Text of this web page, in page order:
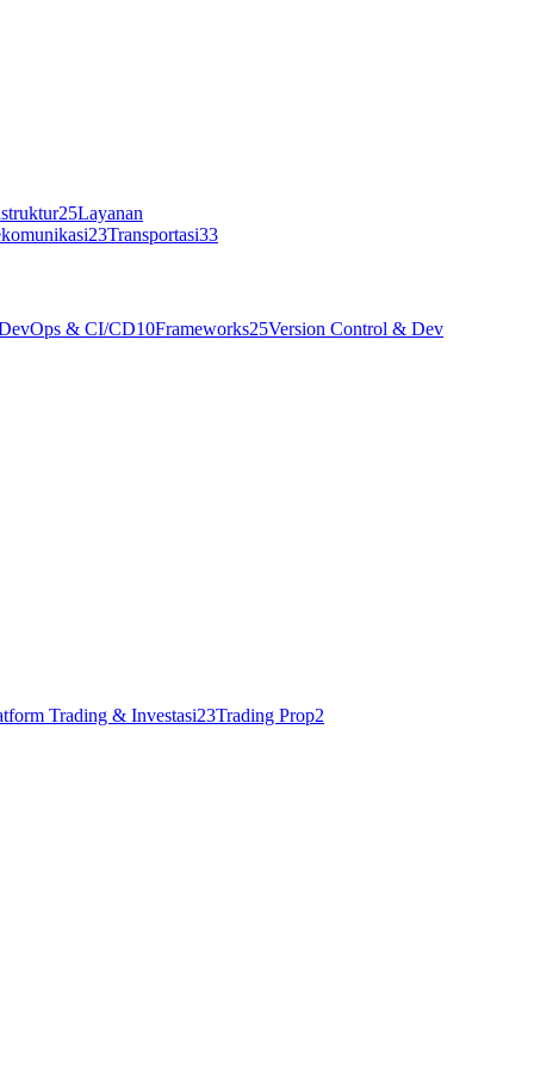
25Layanan
23Transportasi33
& CI/CD10Frameworks25Version Control & Dev
Trading & Investasi23Trading Prop2